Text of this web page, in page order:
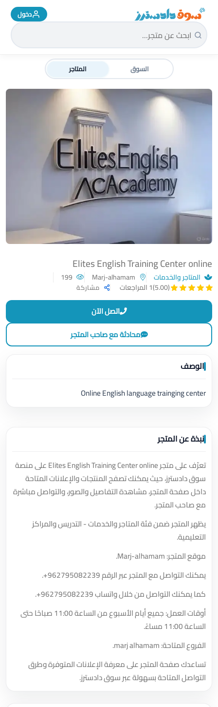
سوق دادسترز الرئيسية دخول
السوق المتاجر
Elites English Training Center online
المتاجر والخدمات
(5.00)
1 المراجعات مشاركة
اتصل الآن
محادثة مع صاحب المتجر
الوصف
Online English language trainging center
نبذة عن المتجر
تعرّف على متجر Elites English Training Center online على منصة
سوق دادسترز، حيث يمكنك تصفح المنتجات والإعلانات المتاحة
داخل صفحة المتجر، مشاهدة التفاصيل والصور، والتواصل مباشرة
مع صاحب المتجر.
يظهر المتجر ضمن فئة المتاجر والخدمات - التدريس والمراكز
التعليمية.
موقع المتجر: Marj-alhamam.
يمكنك التواصل مع المتجر عبر الرقم+962795082239
.
كما يمكنك التواصل من خلال واتساب+962795082239
.
أوقات العمل: جميع أيام الأسبوع من الساعة 11:00 صباحًا حتى
الساعة 11:00 مساءً.
الفروع المتاحة: marj alhamam.
تساعدك صفحة المتجر على معرفة الإعلانات المتوفرة وطرق
التواصل المتاحة بسهولة عبر سوق دادسترز.